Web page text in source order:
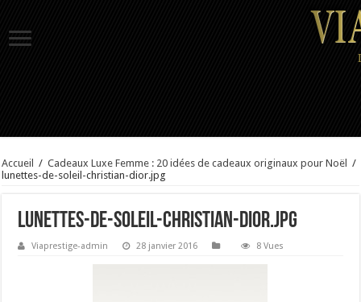
Accueil / Cadeaux Luxe Femme : 20 idées de cadeaux originaux pour Noël
/
lunettes-de-soleil-christian-dior.jpg
lunettes-de-soleil-christian-dior.jpg
Viaprestige-admin 28 janvier 2016 8 Vues